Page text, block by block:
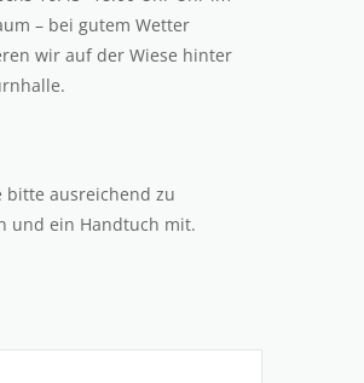
– bei gutem Wetter
wir auf der Wiese hinter
bitte ausreichend zu
und ein Handtuch mit.